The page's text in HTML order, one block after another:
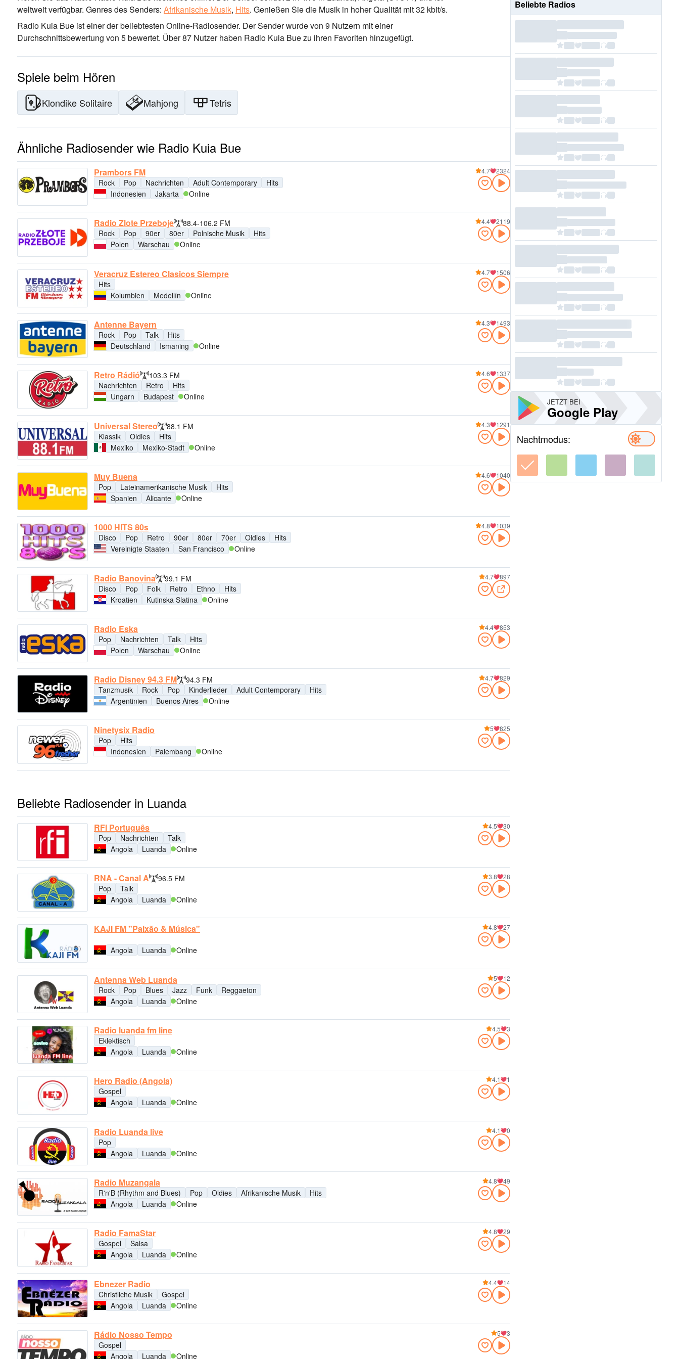
weltweit verfügbar. Genres des Senders: Afrikanische Musik, Hits. Genießen Sie die Musik in hoher Qualität mit 32 kbit/s.
Radio Kuia Bue ist einer der beliebtesten Online-Radiosender. Der Sender wurde von 9 Nutzern mit einer
Durchschnittsbewertung von 5 bewertet. Über 87 Nutzer haben Radio Kuia Bue zu ihren Favoriten hinzugefügt.
Spiele beim Hören
Klondike Solitaire Mahjong Tetris
Ähnliche Radiosender wie Radio Kuia Bue
Prambors FM
Rock Pop Nachrichten Adult Contemporary
Hits
Indonesien
Jakarta Online
4.7 2324
Radio Zlote Przeboje
88.4-106.2 FM
Rock
Pop 90er 80er Polnische Musik
Hits
Polen
Warschau Online
4.4 2119
Veracruz Estereo Clasicos Siempre
Hits
Kolumbien
Medellín Online
4.7 1506
Antenne Bayern
Rock Pop Talk
Hits
Deutschland
Ismaning Online
4.3 1493
Retro Rádió
103.3 FM
Nachrichten
Retro
Hits
Ungarn
Budapest Online
4.6 1337
Universal Stereo
88.1 FM
Klassik
Oldies
Hits
Mexiko
Mexiko-Stadt Online
4.3 1291
Muy Buena
Pop Lateinamerikanische Musik
Hits
Spanien
Alicante Online
4.6 1040
1000 HITS 80s
Disco Pop Retro 90er 80er 70er Oldies
Hits
Vereinigte Staaten
San Francisco Online
4.8 1039
Radio Banovina
99.1 FM
Disco
Pop Folk Retro Ethno
Hits
Kroatien
Kutinska Slatina Online
4.7 897
Radio Eska
Pop Nachrichten Talk
Hits
Polen
Warschau Online
4.4 853
Radio Disney 94.3 FM
94.3 FM
Tanzmusik
Rock Pop Kinderlieder Adult Contemporary
Hits
Argentinien
Buenos Aires Online
4.7 829
Ninetysix Radio
Pop
Hits
Indonesien
Palembang Online
5 825
Beliebte Radiosender in Luanda
RFI Português
Pop Nachrichten
Talk
Angola
Luanda Online
4.5 30
RNA - Canal A
96.5 FM
Pop
Talk
Angola
Luanda Online
3.8 28
KAJI FM "Paixão & Música"
Angola Luanda Online
4.8 27
Antenna Web Luanda
Rock Pop Blues Jazz Funk
Reggaeton
Angola
Luanda Online
5 12
Radio luanda fm line
Eklektisch
Angola
Luanda Online
4.5 3
Hero Radio (Angola)
Gospel
Angola
Luanda Online
4.1 1
Radio Luanda live
Pop
Angola
Luanda Online
4.1 0
Radio Muzangala
R'n'B (Rhythm and Blues) Pop Oldies Afrikanische Musik
Hits
Angola
Luanda Online
4.8 49
Radio FamaStar
Gospel
Salsa
Angola
Luanda Online
4.8 29
Ebnezer Radio
Christliche Musik
Gospel
Angola
Luanda Online
4.4 14
Rádio Nosso Tempo
Gospel
Angola
Luanda Online
5 3
Beliebte Radios
JETZT BEI
Google Play
Nachtmodus: